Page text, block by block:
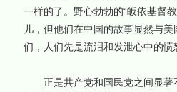
一样的了。野心勃勃的“皈依基督
儿，但他们在中国的故事显然与
们，人们先是流泪和发泄心中的愤
正是共产党和国民党之间显著